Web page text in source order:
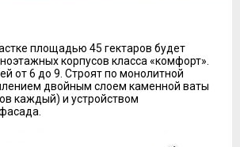
площадью 45 гектаров будет
корпусов класса «комфорт».
от 6 до 9. Строят по монолитной
двойным слоем каменной ваты
каждый) и устройством